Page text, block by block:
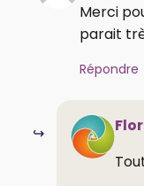
Merci
parait
Répondre